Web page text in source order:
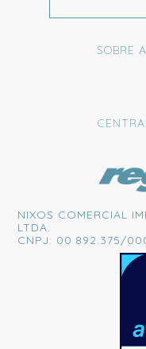
SOBRE
NIXOS COMERCIAL
LTDA.
CNPJ: 00.892.375/